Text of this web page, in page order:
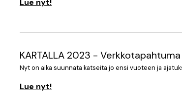
KARTALLA 2023 -
Nyt on aika suunnata katseita jo ensi vuoteen ja
Lue nyt!